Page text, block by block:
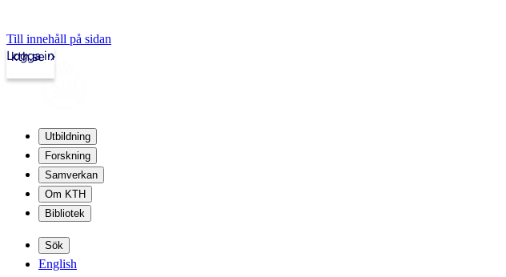
Till innehåll på sidan
kth.se
Logga in
Utbildning
Forskning
Samverkan
Om KTH
Bibliotek
Sök
English